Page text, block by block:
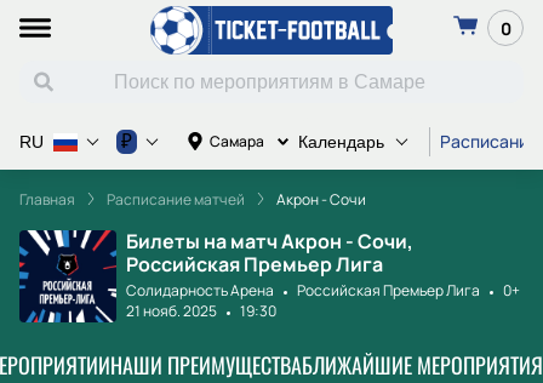
0
Самара Календарь
RU ₽
Главная Расписание матчей Акрон - Сочи
Билеты на матч Акрон - Сочи,
Российская Премьер Лига
Солидарность Арена Российская Премьер Лига
0+
21 нояб. 2025
19:30
НАШИ ПРЕИМУЩЕСТВАБЛИЖАЙШИЕ МЕРОПРИЯТИЯ